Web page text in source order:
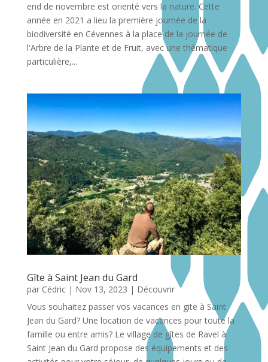
end de novembre est orienté vers la nature. Cette
année en 2021 a lieu la première journée de la
biodiversité en Cévennes à la place de la journée de
l'Arbre de la Plante et de Fruit, avec une thématique
particulière,...
Gîte à Saint Jean du Gard
par Cédric| Nov 13, 2023 | Découvrir
Vous souhaitez passer vos vacances en gite à Saint
Jean du Gard? Une location de vacances pour toute la
famille ou entre amis? Le village de gîtes de Ravel à
Saint Jean du Gard propose des équipements et des